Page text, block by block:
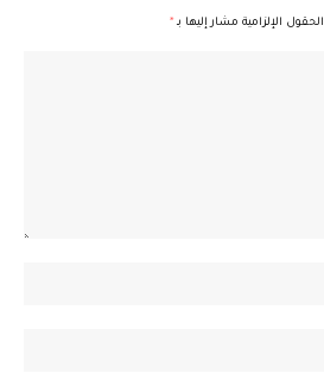
الحقول الإلزامية مشار إليها بـ *